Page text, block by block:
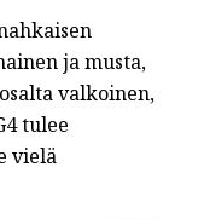
ja musta,
valkoinen,
tulee
vielä